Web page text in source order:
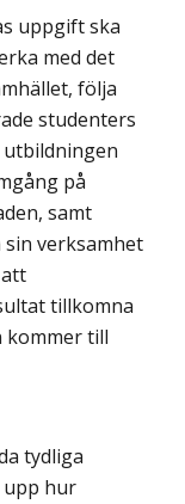
uppgift ska
med det
följa
studenters
utbildningen
på
samt
verksamhet
tillkomna
kommer till
tydliga
hur